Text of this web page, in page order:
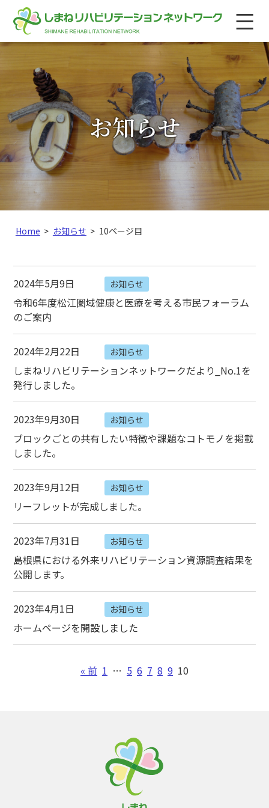
このページの本文へ
メ
ュ
お知らせ
こ
ー
ジ
位
置:
Home > お知らせ > 10ページ目
2024年5月9日 お知らせ
令和6年度松江圏域健康と医療を考える市民フォーラム
のご案内
2024年2月22日 お知らせ
しまねリハビリテーションネットワークだより_No.1を
発行しました。
2023年9月30日 お知らせ
ブロックごとの共有したい特徴や課題なコトモノを掲載
しました。
2023年9月12日 お知らせ
リーフレットが完成しました。
2023年7月31日 お知らせ
島根県における外来リハビリテーション資源調査結果を
公開します。
2023年4月1日 お知らせ
ホームページを開設しました
« 前 1 … 5 6 7 8 9 10